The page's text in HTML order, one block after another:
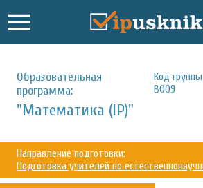
Образовательная
программа:
Код
В009
"Математика (IP)"
Направление подготовки:
Подготовка учителей по